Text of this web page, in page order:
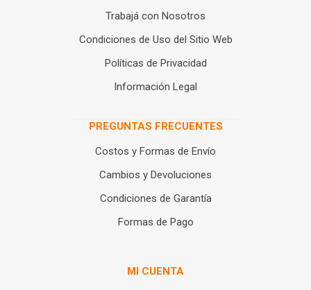
Trabajá con Nosotros
Condiciones de Uso del Sitio Web
Políticas de Privacidad
Información Legal
PREGUNTAS FRECUENTES
Costos y Formas de Envío
Cambios y Devoluciones
Condiciones de Garantía
Formas de Pago
MI CUENTA